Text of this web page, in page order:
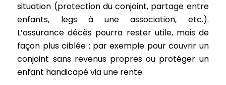
situation (protection du conjoint, partage entre
enfants, legs à une association, etc.).
L’assurance décès pourra rester utile, mais de
façon plus ciblée : par exemple pour couvrir un
conjoint sans revenus propres ou protéger un
enfant handicapé via une rente.